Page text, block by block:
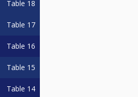
Table 18
Table 17
Table 16
Table 15
Table 14